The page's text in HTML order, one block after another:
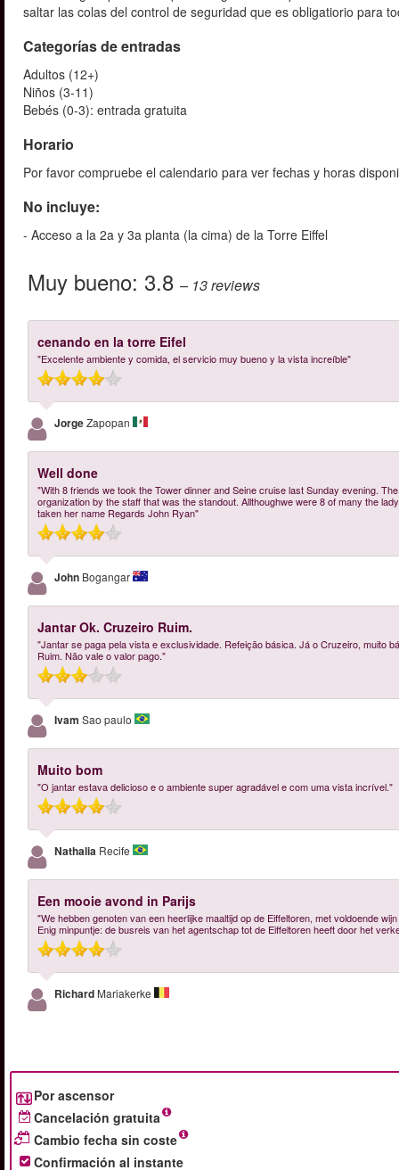
saltar las colas del control de seguridad que es obligatiorio para
Categorías de entradas
Adultos (12+)
Niños (3-11)
Bebés (0-3): entrada gratuita
Horario
Por favor compruebe el calendario para ver fechas y horas
No incluye:
- Acceso a la 2a y 3a planta (la cima) de la Torre Eiffel
Muy bueno: 3.8 – 13reviews
cenando en la torre Eifel
"Excelente ambiente y comida, el servicio muy bueno y la vista increíble"
JorgeZapopan
Well done
"With 8 friends we took the Tower dinner and Seine cruise last Sunday evening.
organization by the staff that was the standout. Allthoughwe were 8 of many the
taken her name Regards John Ryan"
John Bogangar
Jantar Ok. Cruzeiro Ruim.
"Jantar se paga pela vista e exclusividade. Refeição básica. Já o Cruzeiro, muito
Ruim. Não vale o valor pago."
Ivam Sao paulo
Muito bom
"O jantar estava delicioso e o ambiente super agradável e com uma vista incrível."
Nathalia Recife
Een mooie avond in Parijs
"We hebben genoten van een heerlijke maaltijd op de Eiffeltoren, met voldoende
Enig minpuntje: de busreis van het agentschap tot de Eiffeltoren heeft door het
Richard Mariakerke
Por ascensor
Cancelación gratuita
Cambio fecha sin coste
Confirmación al instante